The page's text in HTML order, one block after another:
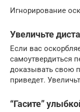
Игнорирование
Увеличьте
Если вас
самоутвердиться
доказывать свою
приведет.
“Гасите”